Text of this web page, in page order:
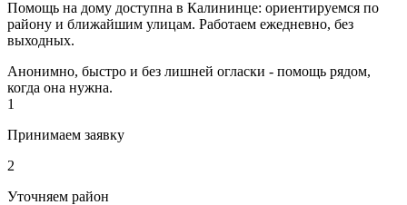
Помощь на дому доступна в Калининце: ориентируемся по
району и ближайшим улицам. Работаем ежедневно, без
выходных.
Анонимно, быстро и без лишней огласки - помощь рядом,
когда она нужна.
1
Принимаем заявку
2
Уточняем район